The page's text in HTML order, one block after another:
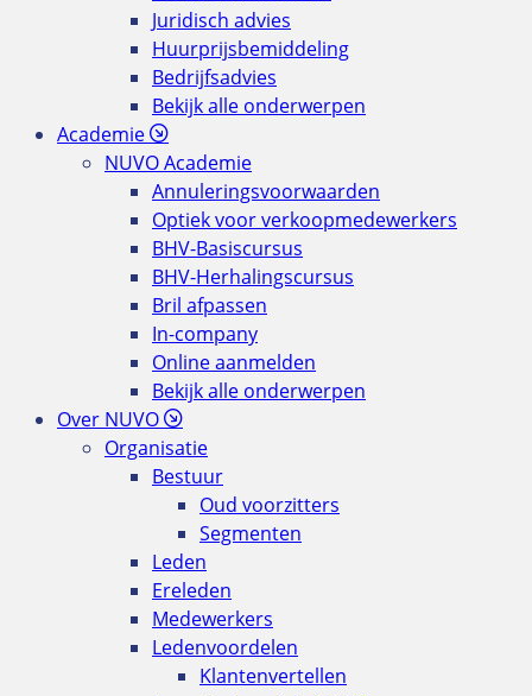
Juridisch advies
Huurprijsbemiddeling
Bedrijfsadvies
Bekijk alle onderwerpen
Academie
NUVO Academie
Annuleringsvoorwaarden
Optiek voor verkoopmedewerkers
BHV-Basiscursus
BHV-Herhalingscursus
Bril afpassen
In-company
Online aanmelden
Bekijk alle onderwerpen
Over NUVO
Organisatie
Bestuur
Oud voorzitters
Segmenten
Leden
Ereleden
Medewerkers
Ledenvoordelen
Klantenvertellen